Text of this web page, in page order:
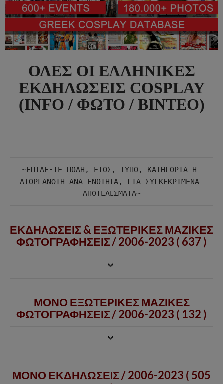
ΟΛΕΣ ΟΙ ΕΛΛΗΝΙΚΕΣ
ΕΚΔΗΛΩΣΕΙΣ COSPLAY
(INFO / ΦΩΤΟ / ΒΙΝΤΕΟ)
~ΕΠΙΛΕΞΤΕ ΠΟΛΗ, ΕΤΟΣ, ΤΥΠΟ, ΚΑΤΗΓΟΡΙΑ Η
ΔΙΟΡΓΑΝΩΤΗ ΑΝΑ ΕΝΟΤΗΤΑ, ΓΙΑ ΣΥΓΚΕΚΡΙΜΕΝΑ
ΑΠΟΤΕΛΕΣΜΑΤΑ~
ΕΚΔΗΛΩΣΕΙΣ & ΕΞΩΤΕΡΙΚΕΣ ΜΑΖΙΚΕΣ
ΦΩΤΟΓΡΑΦΗΣΕΙΣ /2006-2023 ( 637 )
ΜΟΝΟ ΕΞΩΤΕΡΙΚΕΣ ΜΑΖΙΚΕΣ
ΦΩΤΟΓΡΑΦΗΣΕΙΣ /2006-2023 ( 132 )
ΜΟΝΟ ΕΚΔΗΛΩΣΕΙΣ / 2006-2023 ( 505